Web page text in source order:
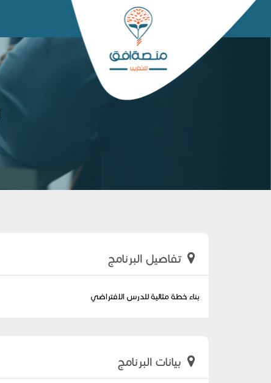
تفاصيل البرنامج
بناء خطة مثالية للدرس الافتراضي
بيانات البرنامج